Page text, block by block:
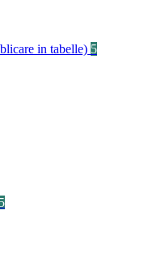
in tabelle) 5
5